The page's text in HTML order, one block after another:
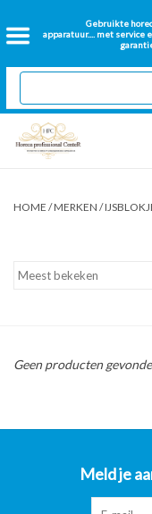
Gebruikte
apparatuur.... met service
Home
2dehands Horeca
Nieuwe apparatuur
Onderdelen bakwanden
Over ons
HOME /MERKEN /
Geen producten
Meld je